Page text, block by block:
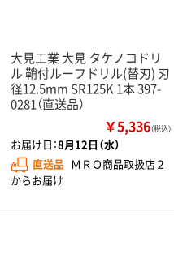
大見工業 大見 タケノコドリ
ル 鞘付ルーフドリル(替刃) 刃
径12.5mm SR125K 1本 397-
0281（直送品）
￥5,336（税込）
お届け日：8月12日（水）
直送品 ＭＲＯ商品取扱店２
からお届け